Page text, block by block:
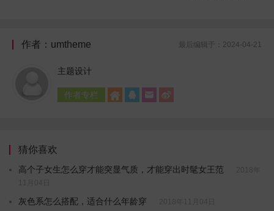
最后编辑于：2024-04-21
作者：umtheme
主题设计
作者专栏    
猜你喜欢
高个子女生怎么穿才能突显气质，才能穿出时髦女王范
灰色系怎么搭配，适合什么年龄穿